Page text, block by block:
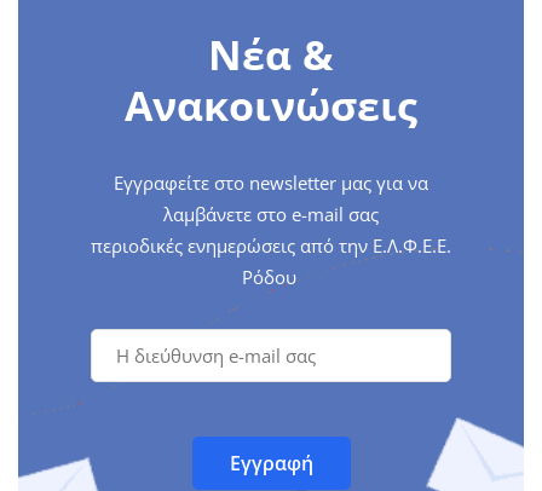
Νέα &
Ανακοινώσεις
Εγγραφείτε στο newsletter μας για να
λαμβάνετε στο e-mail σας
περιοδικές ενημερώσεις από την Ε.Λ.Φ.Ε.Ε.
Ρόδου